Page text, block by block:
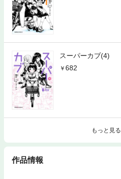
スーパーカブ(4)
682
もっと見る
作品情報